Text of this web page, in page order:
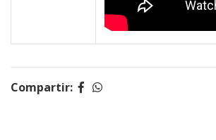
Compartir: